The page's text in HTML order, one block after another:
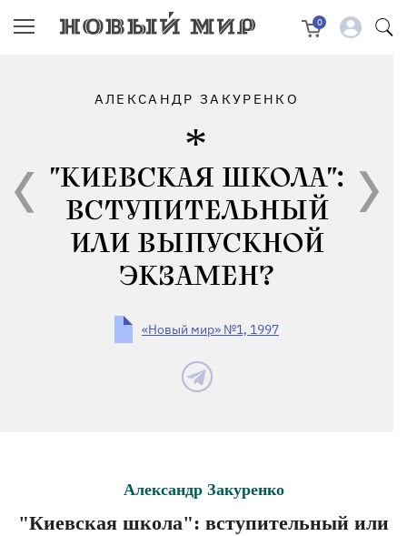
0
АЛЕКСАНДР ЗАКУРЕНКО
"КИЕВСКАЯ ШКОЛА":
ВСТУПИТЕЛЬНЫЙ
ИЛИ ВЫПУСКНОЙ
ЭКЗАМЕН?
«Новый мир» №1, 1997
Александр Закуренко
"Киевская школа": вступительный или